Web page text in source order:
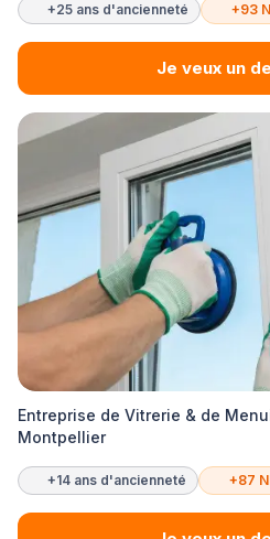
+25 ans d'ancienneté +93
Je veux un
Entreprise de Vitrerie & de
Montpellier
+14 ans d'ancienneté +87